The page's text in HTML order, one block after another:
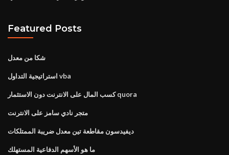
Featured Posts
شكا من معدل
استراتيجية التداول vba
كسب المال على الانترنت دون الاستثمار quora
متجر نادي سامز على الانترنت
ديفيدسون مقاطعة تين معدل ضريبة الممتلكات
ما هو الأسهم الدفاعية المستهلك